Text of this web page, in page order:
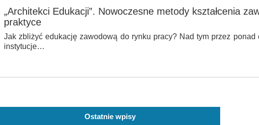
„Architekci Edukacji”. Nowoczesne metody kształcenia
praktyce
Jak zbliżyć edukację zawodową do rynku pracy? Nad tym przez ponad
instytucje…
Ostatnie wpisy